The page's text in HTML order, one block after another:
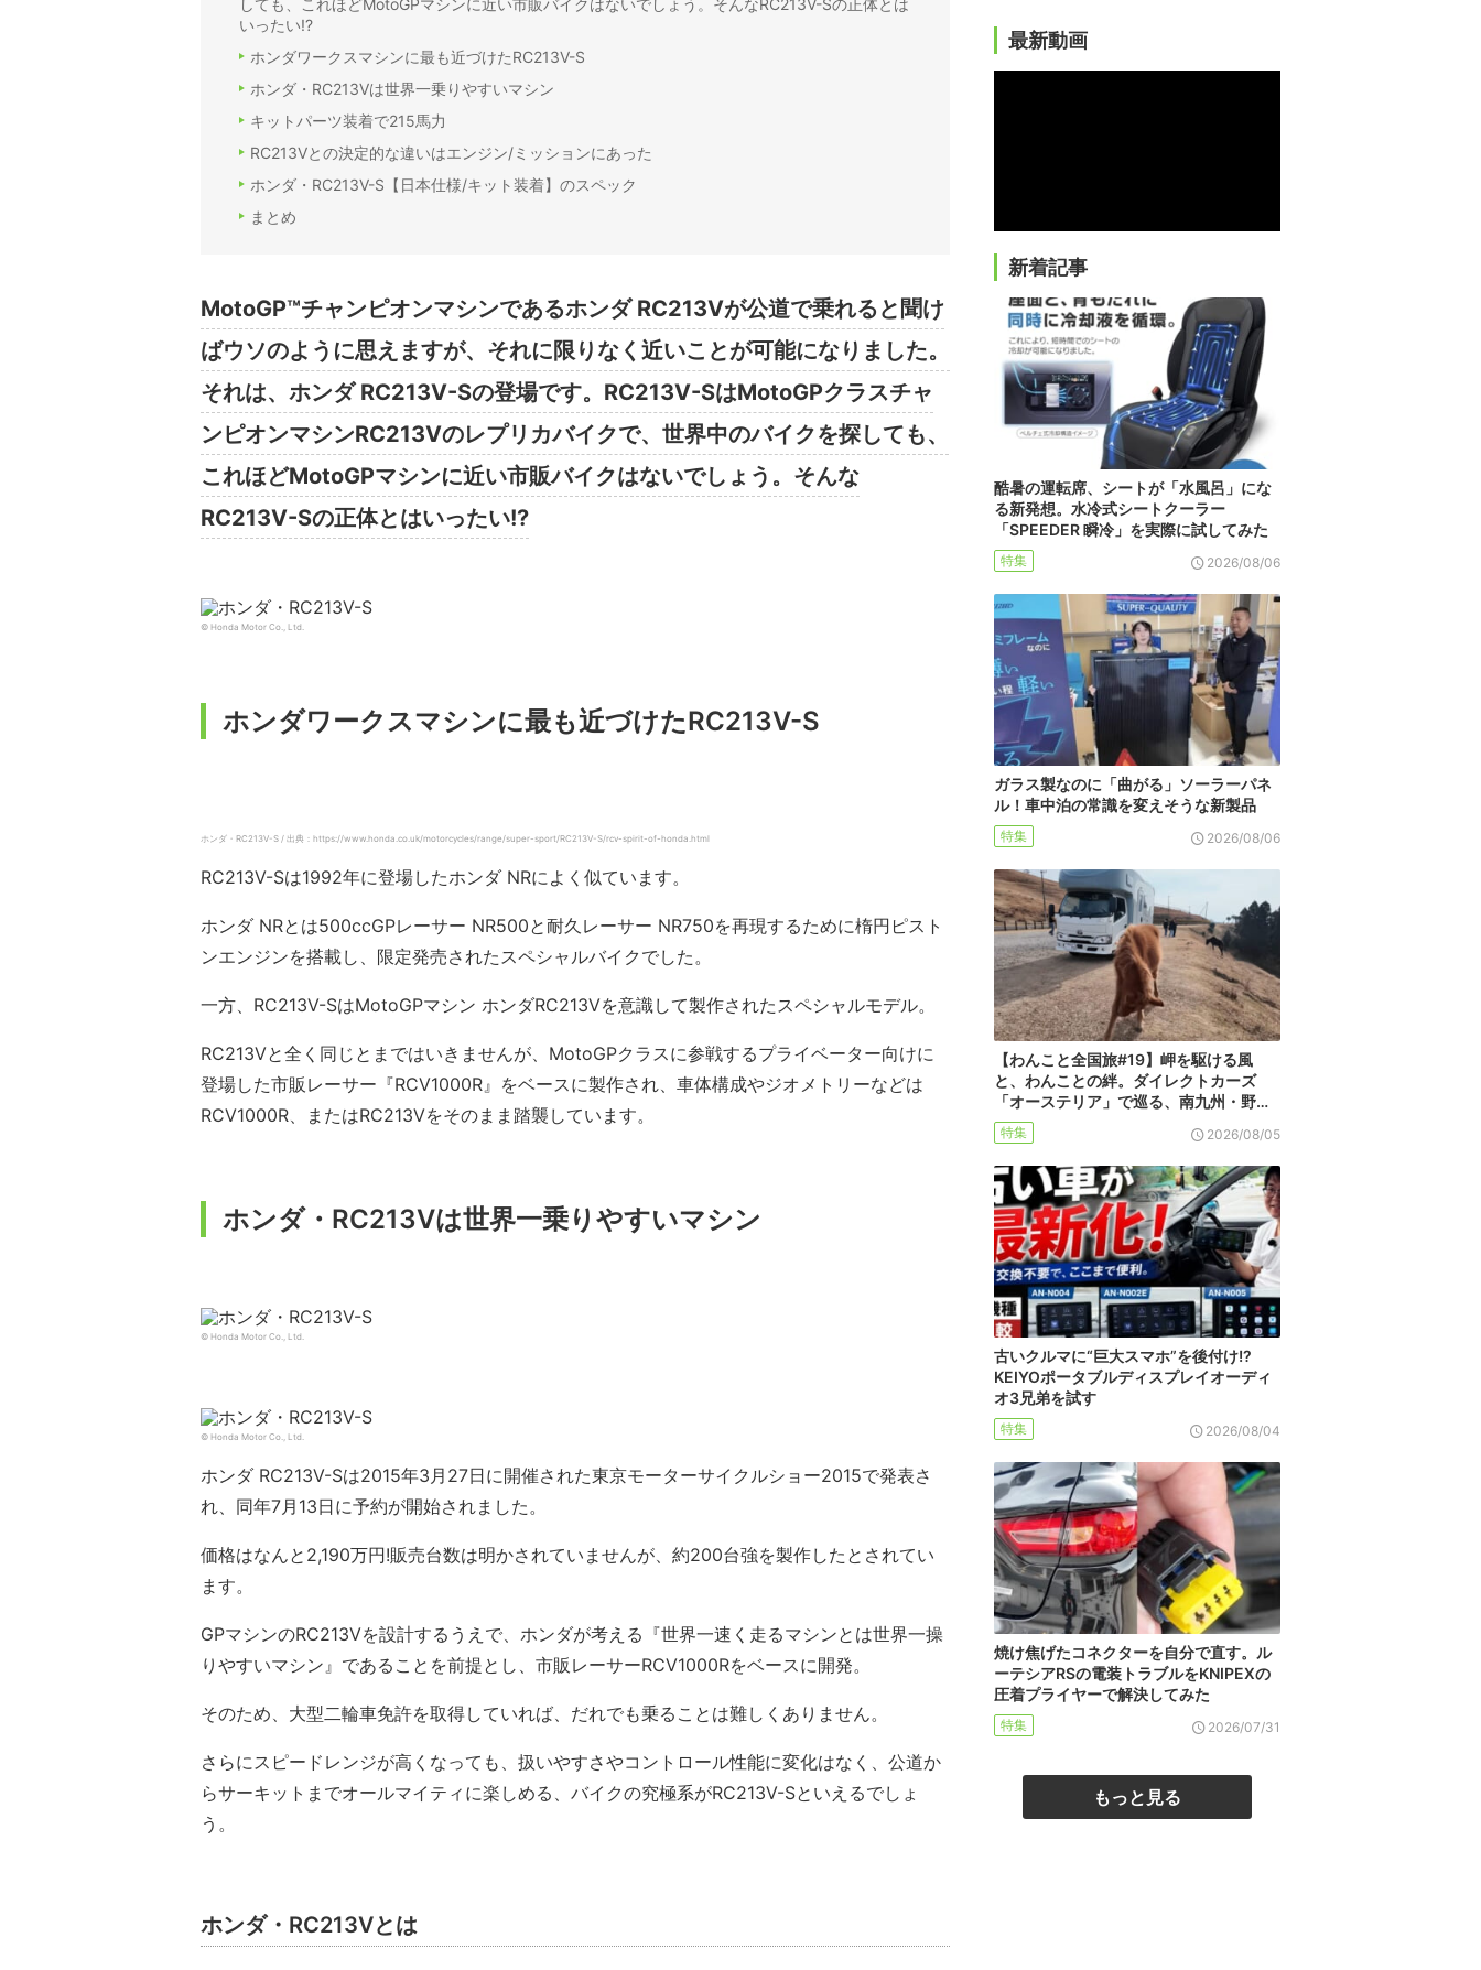
しても、これほどMotoGPマシンに近い市販バイクはないでしょう。そんなRC213V-Sの正体とは
いったい!?
ホンダワークスマシンに最も近づけたRC213V-S
ホンダ・RC213Vは世界一乗りやすいマシン
キットパーツ装着で215馬力
RC213Vとの決定的な違いはエンジン/ミッションにあった
ホンダ・RC213V-S【日本仕様/キット装着】のスペック
まとめ
MotoGP™チャンピオンマシンであるホンダ RC213Vが公道で乗れると聞け
ばウソのように思えますが、それに限りなく近いことが可能になりました。
それは、ホンダ RC213V-Sの登場です。RC213V-SはMotoGPクラスチャ
ンピオンマシンRC213Vのレプリカバイクで、世界中のバイクを探しても、
これほどMotoGPマシンに近い市販バイクはないでしょう。そんな
RC213V-Sの正体とはいったい!?
© Honda Motor Co., Ltd.
ホンダワークスマシンに最も近づけたRC213V-S
ホンダ・RC213V-S / 出典：https://www.honda.co.uk/motorcycles/range/super-sport/RC213V-S/rcv-spirit-of-honda.html
RC213V-Sは1992年に登場したホンダ NRによく似ています。
ホンダ NRとは500ccGPレーサー NR500と耐久レーサー NR750を再現するために楕円ピスト
ンエンジンを搭載し、限定発売されたスペシャルバイクでした。
一方、RC213V-SはMotoGPマシン ホンダRC213Vを意識して製作されたスペシャルモデル。
RC213Vと全く同じとまではいきませんが、MotoGPクラスに参戦するプライベーター向けに
登場した市販レーサー『RCV1000R』をベースに製作され、車体構成やジオメトリーなどは
RCV1000R、またはRC213Vをそのまま踏襲しています。
ホンダ・RC213Vは世界一乗りやすいマシン
© Honda Motor Co., Ltd.
© Honda Motor Co., Ltd.
ホンダ RC213V-Sは2015年3月27日に開催された東京モーターサイクルショー2015で発表さ
れ、同年7月13日に予約が開始されました。
価格はなんと2,190万円!販売台数は明かされていませんが、約200台強を製作したとされてい
ます。
GPマシンのRC213Vを設計するうえで、ホンダが考える『世界一速く走るマシンとは世界一操
りやすいマシン』であることを前提とし、市販レーサーRCV1000Rをベースに開発。
そのため、大型二輪車免許を取得していれば、だれでも乗ることは難しくありません。
さらにスピードレンジが高くなっても、扱いやすさやコントロール性能に変化はなく、公道か
らサーキットまでオールマイティに楽しめる、バイクの究極系がRC213V-Sといえるでしょ
う。
ホンダ・RC213Vとは
最新動画
新着記事
酷暑の運転席、シートが「水風呂」にな
る新発想。水冷式シートクーラー
「SPEEDER 瞬冷」を実際に試してみた
特集 2026/08/06
ガラス製なのに「曲がる」ソーラーパネ
ル！車中泊の常識を変えそうな新製品
特集 2026/08/06
【わんこと全国旅#19】岬を駆ける風
と、わんことの絆。ダイレクトカーズ
「オーステリア」で巡る、南九州・野…
特集 2026/08/05
古いクルマに“巨大スマホ”を後付け!?
KEIYOポータブルディスプレイオーディ
オ3兄弟を試す
特集 2026/08/04
焼け焦げたコネクターを自分で直す。ル
ーテシアRSの電装トラブルをKNIPEXの
圧着プライヤーで解決してみた
特集 2026/07/31
もっと見る